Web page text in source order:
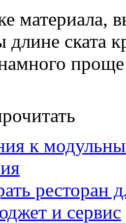
материала,
длине ската
к
ресторан
и сервис